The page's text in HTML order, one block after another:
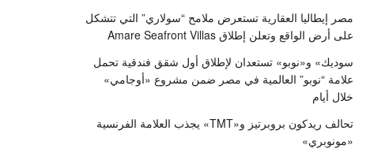
مصر إيطاليا العقارية تستعرض ملامح “سولاري” التي تتشكل
على أرض الواقع وتعلن إطلاق Amare Seafront Villas
سوديك» و«نوبو» تستعدان لإطلاق أول شقق فندقية تحمل
علامة “نوبو” العالمية في مصر ضمن مشروع «أوجامي»
خلال أيام
تحالف ريدكون بروبرتيز و«TMT» يجذب العلامة الفرنسية
«مونوبري»